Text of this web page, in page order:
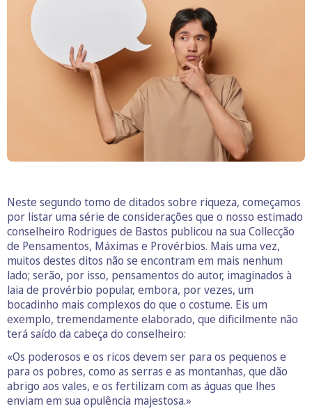
Neste segundo tomo de ditados sobre riqueza, começamos
por listar uma série de considerações que o nosso estimado
conselheiro Rodrigues de Bastos publicou na sua Collecção
de Pensamentos, Máximas e Provérbios. Mais uma vez,
muitos destes ditos não se encontram em mais nenhum
lado; serão, por isso, pensamentos do autor, imaginados à
laia de provérbio popular, embora, por vezes, um
bocadinho mais complexos do que o costume. Eis um
exemplo, tremendamente elaborado, que dificilmente não
terá saído da cabeça do conselheiro:
«Os poderosos e os ricos devem ser para os pequenos e
para os pobres, como as serras e as montanhas, que dão
abrigo aos vales, e os fertilizam com as águas que lhes
enviam em sua opulência majestosa.»